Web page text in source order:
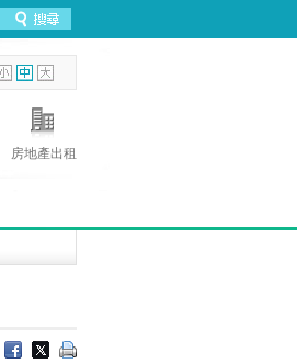
房地產出租